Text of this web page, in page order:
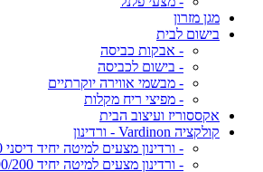
מגן מזרון
בישום לבית
- אבקות כביסה
- בישום לכביסה
- מבשמי אווירה יוקרתיים
- מפיצי ריח מקלות
אקססוריז ועיצוב הבית
קולקציה Vardinon - ורדינון
- ורדינון מצעים למיטה יחיד דיסני 90/200
- ורדינון מצעים למיטה יחיד 90/200